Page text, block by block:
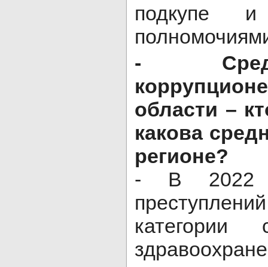
подкупе и
-
области –
какова
регионе?
- В 2022
категории